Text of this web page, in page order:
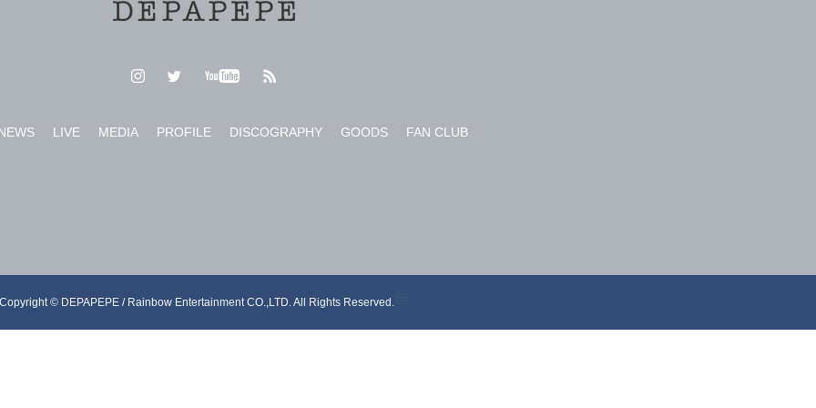
LIVE MEDIA PROFILE DISCOGRAPHY GOODS FAN CLUB
Copyright © DEPAPEPE / Rainbow Entertainment CO.,LTD. All Rights Reserved.